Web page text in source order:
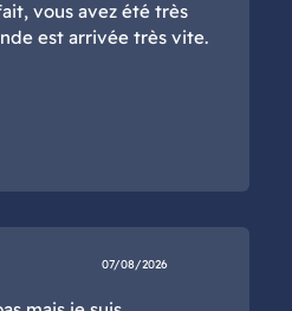
vous avez été très
est arrivée très vite.
07/08/2026